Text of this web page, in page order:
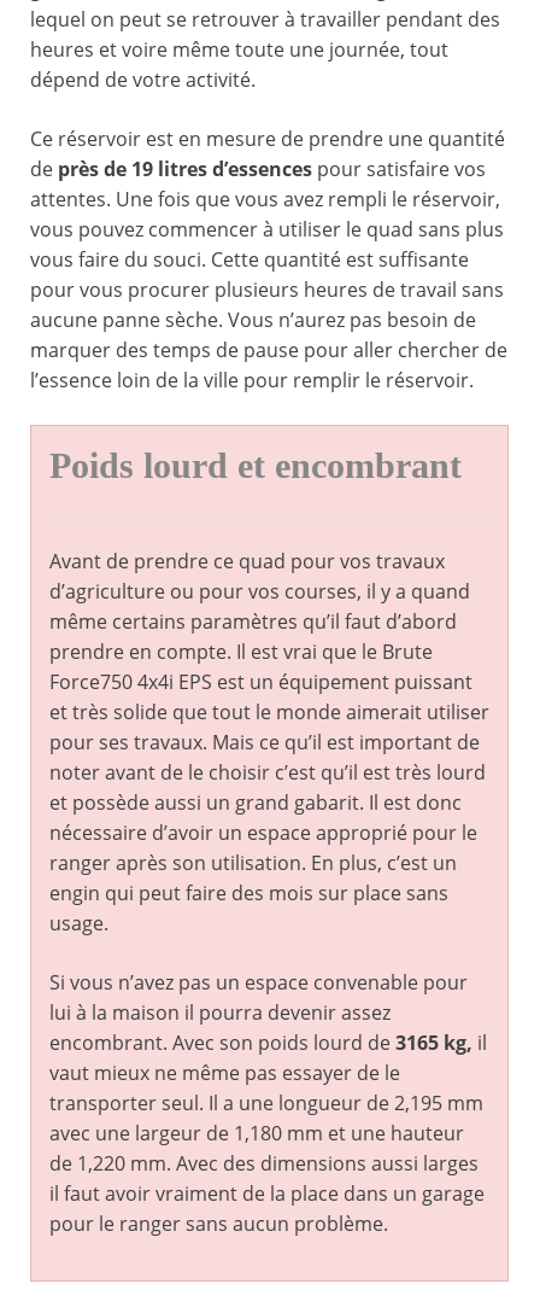
lequel on peut se retrouver à travailler pendant des
heures et voire même toute une journée, tout
dépend de votre activité.
Ce réservoir est en mesure de prendre une quantité
de près de 19 litres d’essences pour satisfaire vos
attentes. Une fois que vous avez rempli le réservoir,
vous pouvez commencer à utiliser le quad sans plus
vous faire du souci. Cette quantité est suffisante
pour vous procurer plusieurs heures de travail sans
aucune panne sèche. Vous n’aurez pas besoin de
marquer des temps de pause pour aller chercher de
l’essence loin de la ville pour remplir le réservoir.
Poids lourd et encombrant
Avant de prendre ce quad pour vos travaux
d’agriculture ou pour vos courses, il y a quand
même certains paramètres qu’il faut d’abord
prendre en compte. Il est vrai que le Brute
Force750 4x4i EPS est un équipement puissant
et très solide que tout le monde aimerait utiliser
pour ses travaux. Mais ce qu’il est important de
noter avant de le choisir c’est qu’il est très lourd
et possède aussi un grand gabarit. Il est donc
nécessaire d’avoir un espace approprié pour le
ranger après son utilisation. En plus, c’est un
engin qui peut faire des mois sur place sans
usage.
Si vous n’avez pas un espace convenable pour
lui à la maison il pourra devenir assez
encombrant. Avec son poids lourd de3165 kg, il
vaut mieux ne même pas essayer de le
transporter seul. Il a une longueur de 2,195 mm
avec une largeur de 1,180 mm et une hauteur
de 1,220 mm. Avec des dimensions aussi larges
il faut avoir vraiment de la place dans un garage
pour le ranger sans aucun problème.